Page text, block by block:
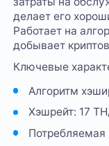
делает его
Работает на
добывает
Ключевые
Алгоритм
Хэшрейт: 17